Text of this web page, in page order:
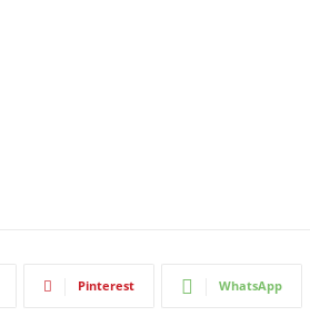
Pinterest WhatsApp